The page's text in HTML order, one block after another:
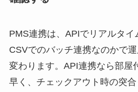
PMS連携は、APIでリアルタイ
CSVでのバッチ連携なのかで
変わります。API連携なら部屋
早く、チェックアウト時の突合